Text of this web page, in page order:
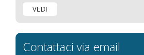
Bandiere Palio
Bandiere per enti pubblici
VEDI
Contattaci via email